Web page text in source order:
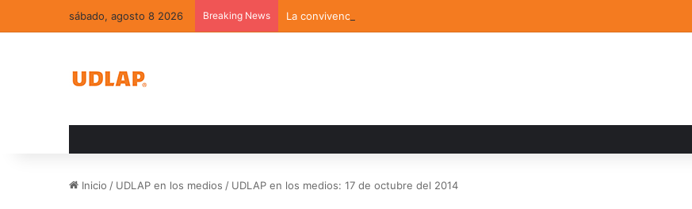
sábado, agosto 8 2026 Breaking News La convivencia familiar marca el cierre del Curso de Verano de Escuelas Aztecas
Inicio / UDLAP en los medios / UDLAP en los medios: 17 de octubre del 2014